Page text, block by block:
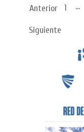
Anterior 1 ...
Siguiente